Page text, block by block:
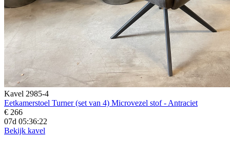
Kavel 2985-4
Eetkamerstoel Turner (set van 4) Microvezel stof - Antraciet
€ 266
07d 05:36:21
Bekijk kavel